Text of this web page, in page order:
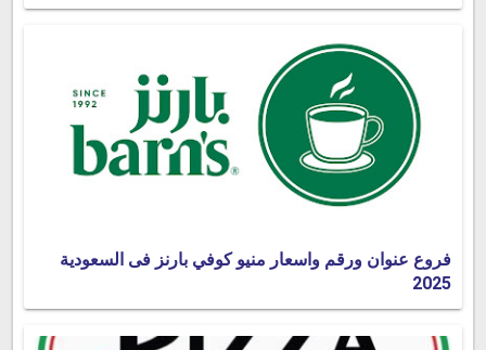
فروع عنوان ورقم واسعار منيو كوفي بارنز فى السعودية
2025